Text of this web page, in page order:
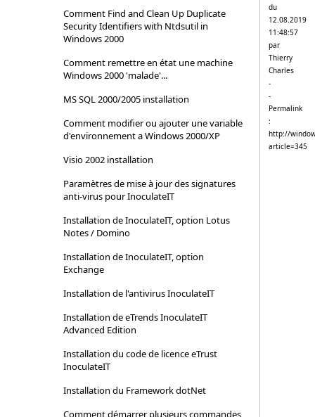
Comment Find and Clean Up Duplicate
Security Identifiers with Ntdsutil in
Windows 2000
Comment remettre en état une machine
Windows 2000 'malade'...
MS SQL 2000/2005 installation
Comment modifier ou ajouter une variable
d'environnement a Windows 2000/XP
Visio 2002 installation
Paramètres de mise à jour des signatures
anti-virus pour InoculateIT
Installation de InoculateIT, option Lotus
Notes / Domino
Installation de InoculateIT, option
Exchange
Installation de l'antivirus InoculateIT
Installation de eTrends InoculateIT
Advanced Edition
Installation du code de licence eTrust
InoculateIT
Installation du Framework dotNet
Comment démarrer plusieurs commandes
du
12.08.2019
11:48:57
par
Thierry
Charles
-
-
Permalink
:
http://
article=345